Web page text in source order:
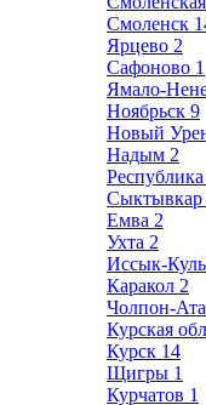
Смоленск
Ярцево 2
Сафоново 1
Ямало-
Ноябрьск 9
Новый
Надым 2
Сыктывкар
Емва 2
Ухта 2
Иссык-
Каракол 2
Чолпон-Ата
Курская
Курск 14
Щигры 1
Курчатов 1